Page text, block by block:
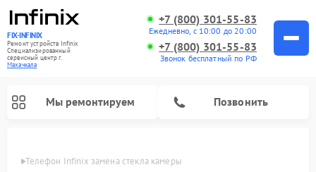
FIX-INFINIX
Ремонт устройств Infinix
Специализированный
cервисный центр г.
Махачкала
+7 (800) 301-55-83
Ежедневно, с 10:00 до 20:00
+7 (800) 301-55-83
Звонок бесплатный по РФ
Мы ремонтируем Позвонить
Телефон Infinix замена стекла камеры